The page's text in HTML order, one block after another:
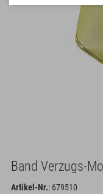
Band Verzugs-
Artikel-Nr.: 679510